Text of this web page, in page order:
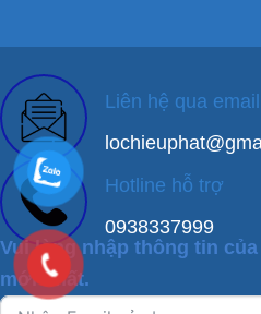
Liên hệ qua email
Hotline hỗ trợ
0938337999
Vui lòng nhập thông tin
mới nhất.